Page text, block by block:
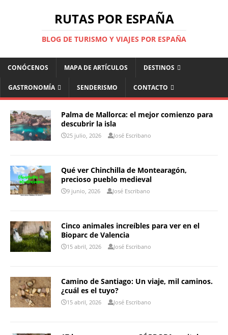
RUTAS POR ESPAÑA
BLOG DE TURISMO Y VIAJES POR ESPAÑA
CONÓCENOS MAPA DE ARTÍCULOS DESTINOS
GASTRONOMÍA SENDERISMO CONTACTO
Palma de Mallorca: el mejor comienzo para
descubrir la isla
25 julio, 2026 José Escribano
Qué ver Chinchilla de Montearagón,
precioso pueblo medieval
9 junio, 2026 José Escribano
Cinco animales increíbles para ver en el
Bioparc de Valencia
15 abril, 2026 José Escribano
Camino de Santiago: Un viaje, mil caminos.
¿cuál es el tuyo?
15 abril, 2026 José Escribano